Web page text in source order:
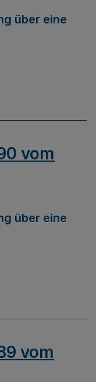
über eine
vom
über eine
vom